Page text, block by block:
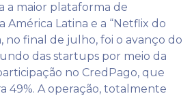
a maior plataforma de
América Latina e a “Netflix do
no final de julho, foi o avanço do
das startups por meio da
no CredPago, que
49%. A operação, totalmente